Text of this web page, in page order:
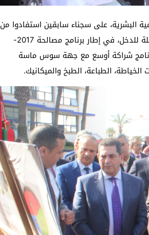
البشرية، على سجناء سابقين استفادوا من
مواكبة المؤسسة والمبادرة لتسهيل اندماجهم المجتمعي عبر مشاريع مدخلة للدخل، في إطار برنامج مصالحة 2017-
تناهز 850 ألف درهم في إطار برنامج شراكة أوسع مع جهة سوس ماسة